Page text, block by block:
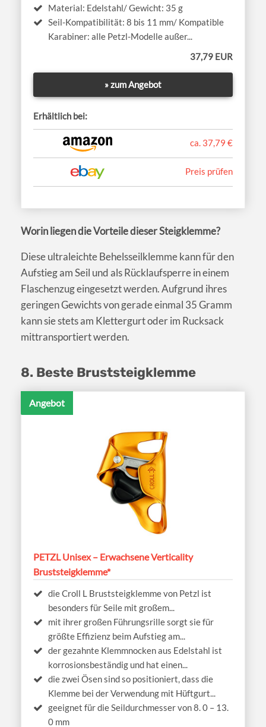
Material: Edelstahl/ Gewicht: 35 g
Seil-Kompatibilität: 8 bis 11 mm/ Kompatible
Karabiner: alle Petzl-Modelle außer...
37,79 EUR
» zum Angebot
Erhältlich bei:
ca. 37,79 €
Preis prüfen
Worin liegen die Vorteile dieser Steigklemme?
Diese ultraleichte Behelsseilklemme kann für den
Aufstieg am Seil und als Rücklaufsperre in einem
Flaschenzug eingesetzt werden. Aufgrund ihres
geringen Gewichts von gerade einmal 35 Gramm
kann sie stets am Klettergurt oder im Rucksack
mittransportiert werden.
8. Beste Bruststeigklemme
Angebot
PETZL Unisex – Erwachsene Verticality
Bruststeigklemme*
die Croll L Bruststeigklemme von Petzl ist
besonders für Seile mit großem...
mit ihrer großen Führungsrille sorgt sie für
größte Effizienz beim Aufstieg am...
der gezahnte Klemmnocken aus Edelstahl ist
korrosionsbeständig und hat einen...
die zwei Ösen sind so positioniert, dass die
Klemme bei der Verwendung mit Hüftgurt...
geeignet für die Seildurchmesser von 8. 0 – 13.
0 mm